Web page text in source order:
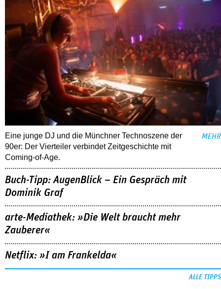
Eine junge DJ und die Münchner Technoszene der
90er: Der Vierteiler verbindet Zeitgeschichte mit
Coming-of-Age.
MEHR
Buch-Tipp: AugenBlick – Ein Gespräch mit
Dominik Graf
arte-Mediathek: »Die Welt braucht mehr
Zauberer«
Netflix: »I am Frankelda«
ALLE TIPPS